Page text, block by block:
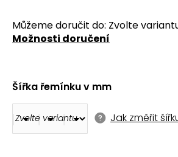
Šířka řemínku v mm
Jak změřit
Můžeme doručit do: Zvolte
Možnosti doručeníHledat
D
o
p
o
r